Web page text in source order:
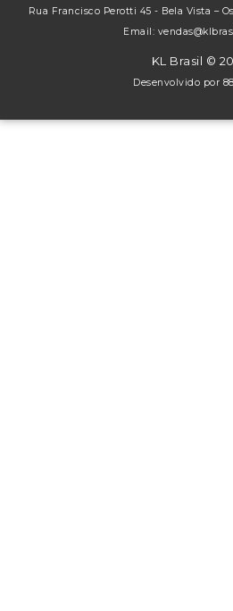
Rua Francisco Perotti 45 - Bela Vista –
Email:
KL Brasil ©
Desenvolvido por